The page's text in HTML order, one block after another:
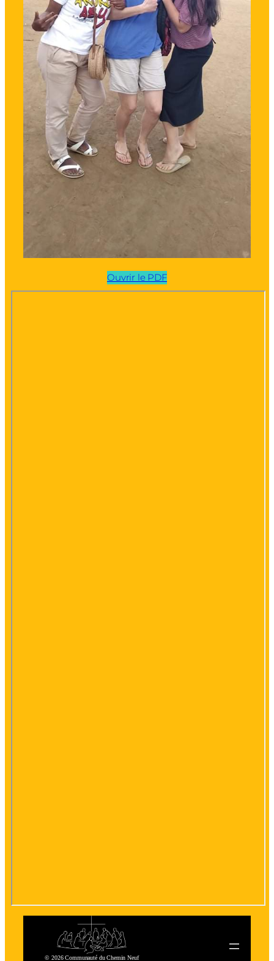
Ouvrir le PDF
© 2026 Communauté du Chemin Neuf